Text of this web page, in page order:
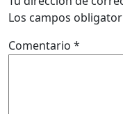
Los campos
Comentario *